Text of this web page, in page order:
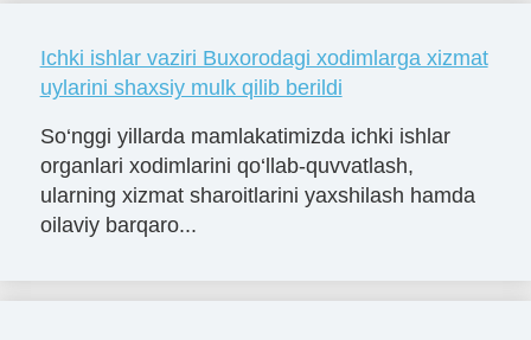
Ichki ishlar vaziri Buxorodagi xodimlarga xizmat
uylarini shaxsiy mulk qilib berildi
So‘nggi yillarda mamlakatimizda ichki ishlar
organlari xodimlarini qo‘llab-quvvatlash,
ularning xizmat sharoitlarini yaxshilash hamda
oilaviy barqaro...